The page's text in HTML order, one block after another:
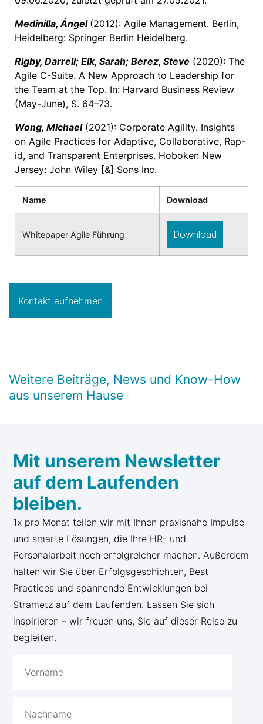
Medinilla, Ángel (2012): Agile Management. Berlin,
Heidelberg: Springer Berlin Heidelberg.
Rigby, Darrell; Elk, Sarah; Berez, Steve (2020): The
Agile C-Suite. A New Approach to Leadership for
the Team at the Top. In: Harvard Business Review
(May-June), S. 64–73.
Wong, Michael(2021): Corporate Agility. Insights
on Agile Practices for Adaptive, Collaborative, Rap-
id, and Transparent Enterprises. Hoboken New
Jersey: John Wiley [&] Sons Inc.
Name Download
Whitepaper Agile Führung Download
Kontakt aufnehmen
Weitere Beiträge, News und Know-How
aus unserem Hause
Mit unserem Newsletter
auf dem Laufenden
bleiben.
1x pro Monat teilen wir mit Ihnen praxisnahe Impulse
und smarte Lösungen, die Ihre HR- und
Personalarbeit noch erfolgreicher machen. Außerdem
halten wir Sie über Erfolgsgeschichten, Best
Practices und spannende Entwicklungen bei
Strametz auf dem Laufenden. Lassen Sie sich
inspirieren – wir freuen uns, Sie auf dieser Reise zu
begleiten.